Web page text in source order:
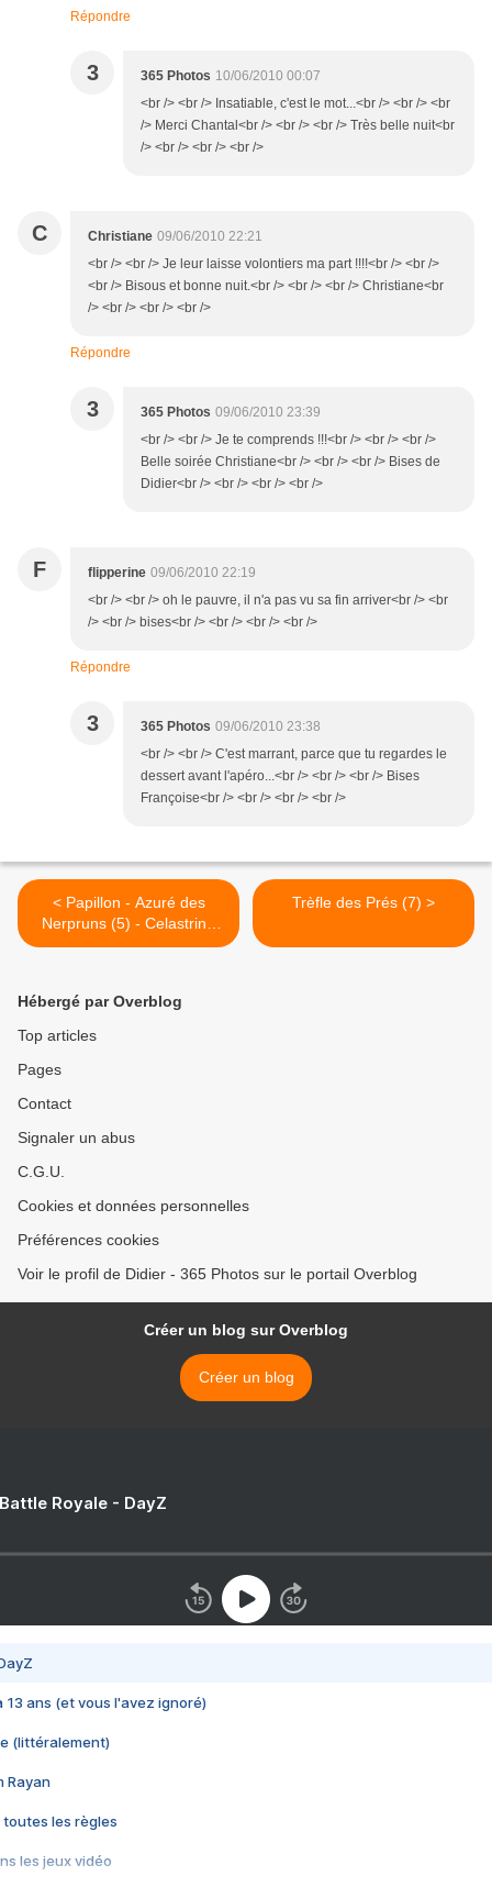
Répondre
3 365 Photos 10/06/2010 00:07
<br /> <br /> Insatiable, c'est le mot...<br /> <br /> <br
/> Merci Chantal<br /> <br /> <br /> Très belle nuit<br
/> <br /> <br /> <br />
C Christiane 09/06/2010 22:21
<br /> <br /> Je leur laisse volontiers ma part !!!!<br /> <br />
<br /> Bisous et bonne nuit.<br /> <br /> <br /> Christiane<br
/> <br /> <br /> <br />
Répondre
3 365 Photos 09/06/2010 23:39
<br /> <br /> Je te comprends !!!<br /> <br /> <br />
Belle soirée Christiane<br /> <br /> <br /> Bises de
Didier<br /> <br /> <br /> <br />
F flipperine 09/06/2010 22:19
<br /> <br /> oh le pauvre, il n'a pas vu sa fin arriver<br /> <br
/> <br /> bises<br /> <br /> <br /> <br />
Répondre
3 365 Photos 09/06/2010 23:38
<br /> <br /> C'est marrant, parce que tu regardes le
dessert avant l'apéro...<br /> <br /> <br /> Bises
Françoise<br /> <br /> <br /> <br />
< Papillon - Azuré des
Nerpruns (5) - Celastrina
argiolus
Trèfle des Prés (7) >
Hébergé par Overblog
Top articles
Pages
Contact
Signaler un abus
C.G.U.
Cookies et données personnelles
Préférences cookies
Voir le profil de Didier - 365 Photos sur le portail Overblog
Créer un blog sur Overblog
Créer un blog
Royale - DayZ
13 ans (et vous l'avez ignoré)
(littéralement)
Rayan
toutes les règles
les jeux vidéo